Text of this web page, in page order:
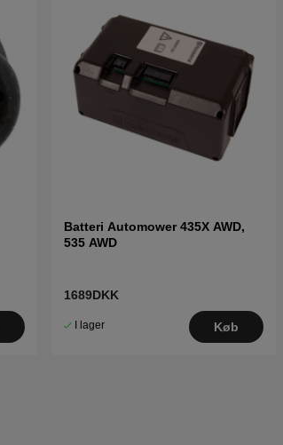
Batteri Automower 435X AWD,
535 AWD
1689DKK
I lager Køb